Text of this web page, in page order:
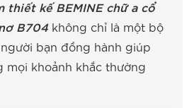
thiết kế BEMINE chữ a cổ
B704 không chỉ là một bộ
bạn đồng hành giúp
mọi khoảnh khắc thường